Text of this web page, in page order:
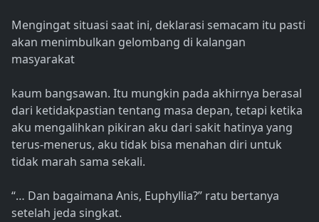
Mengingat situasi saat ini, deklarasi semacam itu pasti
akan menimbulkan gelombang di kalangan
masyarakat
kaum bangsawan. Itu mungkin pada akhirnya berasal
dari ketidakpastian tentang masa depan, tetapi ketika
aku mengalihkan pikiran aku dari sakit hatinya yang
terus-menerus, aku tidak bisa menahan diri untuk
tidak marah sama sekali.
“… Dan bagaimana Anis, Euphyllia?” ratu bertanya
setelah jeda singkat.